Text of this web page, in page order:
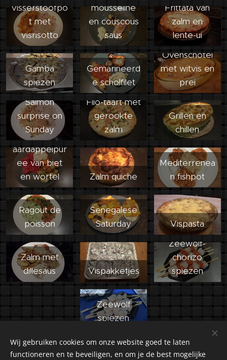
visserstoofpo
t met
visrisotto
mousseline
en couscous
saus
Frittata van
zalm en
lente-ui
Gamba
spiezen
Gemarineerd
e scholfilet
Ovenschotel
met witvis en
prei
Salmon
surprise on
Sunday
Filo-taart met
gerookte
zalm
Grillen en
chillen
Gebakken
zalm met
aardappelpur
ee van biet
en wortel
Zalm quiche
Mediterrenea
n fishpot
Ragout de
poisson
Senegalese
Saturday
Vispasta
Zalm met
dillesaus
Vispakketjes
Zeewolf-
chorizo
spiezen
Zeewolf
spiezen
Wij gebruiken cookies om onze website goed te laten
functioneren en te beveiligen, en om je de best mogelijke